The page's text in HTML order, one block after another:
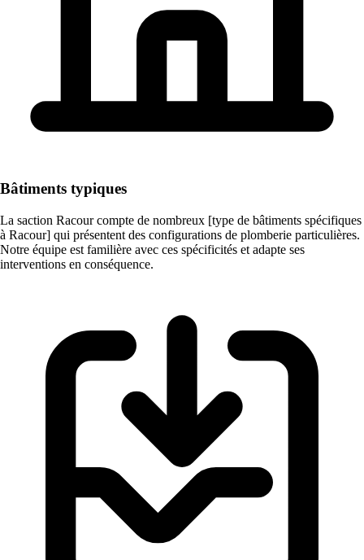
Bâtiments typiques
La saction Racour compte de nombreux [type de bâtiments spécifiques
à Racour] qui présentent des configurations de plomberie particulières.
Notre équipe est familière avec ces spécificités et adapte ses
interventions en conséquence.